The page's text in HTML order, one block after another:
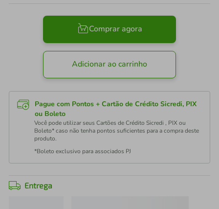
Comprar agora
Adicionar ao carrinho
Pague com Pontos + Cartão de Crédito Sicredi, PIX
ou Boleto
Você pode utilizar seus Cartões de Crédito Sicredi , PIX ou
Boleto* caso não tenha pontos suficientes para a compra deste
produto.
*Boleto exclusivo para associados PJ
Entrega